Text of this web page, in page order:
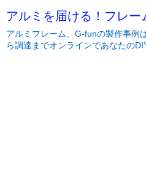
アルミを届ける！フレー
アルミフレーム、G-funの製作事
ら調達までオンラインであなたの